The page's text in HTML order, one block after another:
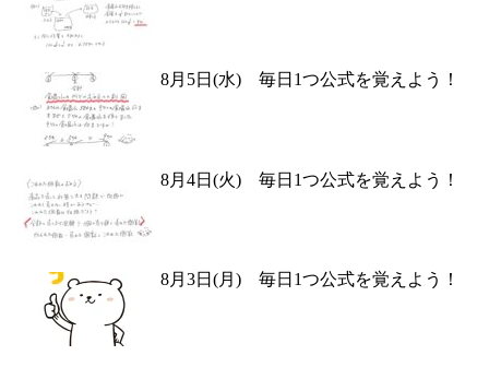
8月5日(水) 毎日1つ公式を覚えよう！
8月4日(火) 毎日1つ公式を覚えよう！
8月3日(月) 毎日1つ公式を覚えよう！